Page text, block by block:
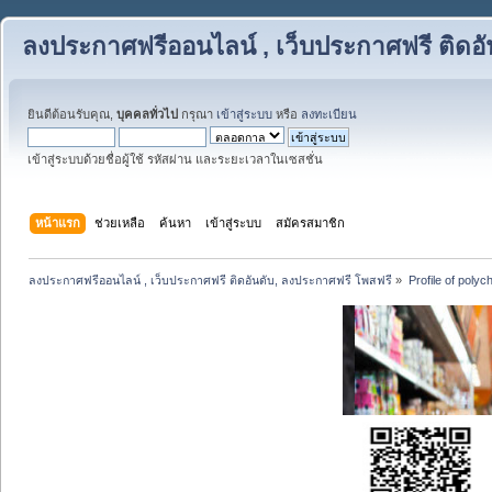
ลงประกาศฟรีออนไลน์ , เว็บประกาศฟรี ติด
ยินดีต้อนรับคุณ, บุคคลทั่วไป กรุณา เข้าสู่ระบบ หรือ ลงทะเบียน
เข้าสู่ระบบด้วยชื่อผู้ใช้ รหัสผ่าน และระยะเวลาในเซสชั่น
หน้าแรก ช่วยเหลือ ค้นหา เข้าสู่ระบบ สมัครสมาชิก
ลงประกาศฟรีออนไลน์ , เว็บประกาศฟรี ติดอันดับ, ลงประกาศฟรี โพสฟรี » Profile of